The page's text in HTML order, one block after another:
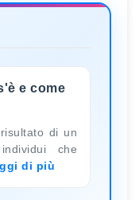
e come
di un
che
di più